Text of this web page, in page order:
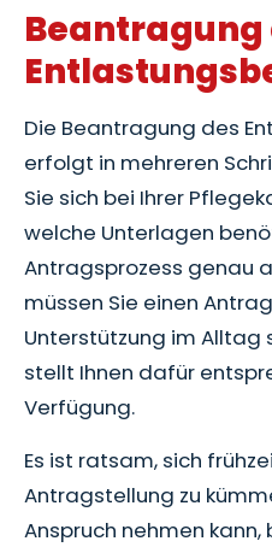
Beantragung
Die Beantragung des
erfolgt in mehreren
Sie sich bei Ihrer
welche Unterlagen
Antragsprozess genau
müssen Sie einen
Unterstützung im Alltag
stellt Ihnen dafür
Verfügung.
Es ist ratsam, sich
Antragstellung zu
Anspruch nehmen